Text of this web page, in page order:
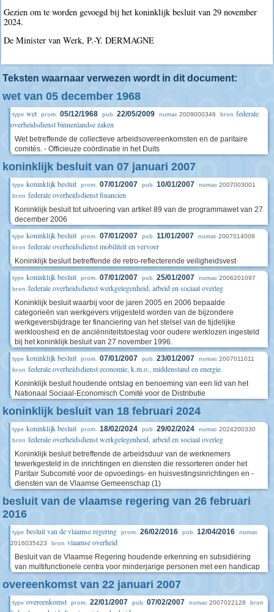
Gezien om te worden gevoegd bij het koninklijk besluit van 29 november
2024.
De Minister van Werk, P.-Y. DERMAGNE
Teksten waarnaar verwezen wordt in dit document:
wet van 05 december 1968
type wet prom. 05/12/1968 pub. 22/05/2009 numac 2009000346 bron federale
overheidsdienst binnenlandse zaken
Wet betreffende de collectieve arbeidsovereenkomsten en de paritaire
comités. - Officieuze coördinatie in het Duits
koninklijk besluit van 07 januari 2007
type koninklijk besluit prom. 07/01/2007 pub. 10/01/2007 numac 2007003001
bron federale overheidsdienst financien
Koninklijk besluit tot uitvoering van artikel 89 van de programmawet van 27
december 2006
type koninklijk besluit prom. 07/01/2007 pub. 11/01/2007 numac 2007014008
bron federale overheidsdienst mobiliteit en vervoer
Koninklijk besluit betreffende de retro-reflecterende veiligheidsvest
type koninklijk besluit prom. 07/01/2007 pub. 25/01/2007 numac 2006201097
bron federale overheidsdienst werkgelegenheid, arbeid en sociaal overleg
Koninklijk besluit waarbij voor de jaren 2005 en 2006 bepaalde
categorieën van werkgevers vrijgesteld worden van de bijzondere
werkgeversbijdrage ter financiering van het stelsel van de tijdelijke
werkloosheid en de anciënniteitstoeslag voor oudere werklozen ingesteld
bij het koninklijk besluit van 27 november 1996.
type koninklijk besluit prom. 07/01/2007 pub. 23/01/2007 numac 2007011011
bron federale overheidsdienst economie, k.m.o., middenstand en energie
Koninklijk besluit houdende ontslag en benoeming van een lid van het
Nationaal Sociaal-Economisch Comité voor de Distributie
koninklijk besluit van 18 februari 2024
type koninklijk besluit prom. 18/02/2024 pub. 29/02/2024 numac 2024200330
bron federale overheidsdienst werkgelegenheid, arbeid en sociaal overleg
Koninklijk besluit betreffende de arbeidsduur van de werknemers
tewerkgesteld in de inrichtingen en diensten die ressorteren onder het
Paritair Subcomité voor de opvoedings- en huisvestingsinrichtingen en -
diensten van de Vlaamse Gemeenschap (1)
besluit van de vlaamse regering van 26 februari
2016
type besluit van de vlaamse regering prom. 26/02/2016 pub. 12/04/2016 numac
2016035423 bron vlaamse overheid
Besluit van de Vlaamse Regering houdende erkenning en subsidiëring
van multifunctionele centra voor minderjarige personen met een handicap
overeenkomst van 22 januari 2007
type overeenkomst prom. 22/01/2007 pub. 07/02/2007 numac 2007022128 bron